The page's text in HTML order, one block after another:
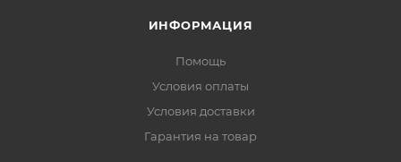
ИНФОРМАЦИЯ
Помощь
Условия оплаты
Условия доставки
Гарантия на товар